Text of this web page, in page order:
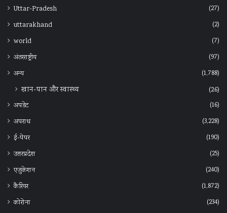
Uttar-Pradesh
(27)
uttarakhand
(2)
world
(7)
अंतरराष्ट्रीय
(97)
अन्‍य
(1,788)
खान-पान और स्वास्थ्य (26)
अपडेट
(16)
अपराध
(3,228)
ई-पेपर
(190)
उत्तरप्रदेश
(25)
एजुकेशन
(240)
कैरियर
(1,872)
कोरोना
(234)